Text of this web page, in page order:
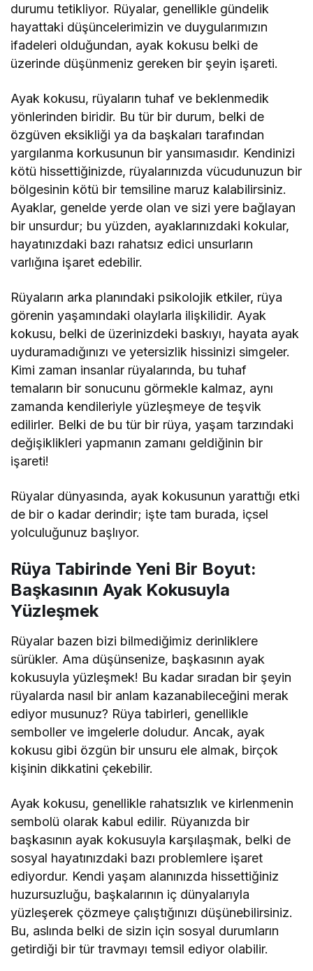
durumu tetikliyor. Rüyalar, genellikle gündelik
hayattaki düşüncelerimizin ve duygularımızın
ifadeleri olduğundan, ayak kokusu belki de
üzerinde düşünmeniz gereken bir şeyin işareti.
Ayak kokusu, rüyaların tuhaf ve beklenmedik
yönlerinden biridir. Bu tür bir durum, belki de
özgüven eksikliği ya da başkaları tarafından
yargılanma korkusunun bir yansımasıdır. Kendinizi
kötü hissettiğinizde, rüyalarınızda vücudunuzun bir
bölgesinin kötü bir temsiline maruz kalabilirsiniz.
Ayaklar, genelde yerde olan ve sizi yere bağlayan
bir unsurdur; bu yüzden, ayaklarınızdaki kokular,
hayatınızdaki bazı rahatsız edici unsurların
varlığına işaret edebilir.
Rüyaların arka planındaki psikolojik etkiler, rüya
görenin yaşamındaki olaylarla ilişkilidir. Ayak
kokusu, belki de üzerinizdeki baskıyı, hayata ayak
uyduramadığınızı ve yetersizlik hissinizi simgeler.
Kimi zaman insanlar rüyalarında, bu tuhaf
temaların bir sonucunu görmekle kalmaz, aynı
zamanda kendileriyle yüzleşmeye de teşvik
edilirler. Belki de bu tür bir rüya, yaşam tarzındaki
değişiklikleri yapmanın zamanı geldiğinin bir
işareti!
Rüyalar dünyasında, ayak kokusunun yarattığı etki
de bir o kadar derindir; işte tam burada, içsel
yolculuğunuz başlıyor.
Rüya Tabirinde Yeni Bir Boyut:
Başkasının Ayak Kokusuyla
Yüzleşmek
Rüyalar bazen bizi bilmediğimiz derinliklere
sürükler. Ama düşünsenize, başkasının ayak
kokusuyla yüzleşmek! Bu kadar sıradan bir şeyin
rüyalarda nasıl bir anlam kazanabileceğini merak
ediyor musunuz? Rüya tabirleri, genellikle
semboller ve imgelerle doludur. Ancak, ayak
kokusu gibi özgün bir unsuru ele almak, birçok
kişinin dikkatini çekebilir.
Ayak kokusu, genellikle rahatsızlık ve kirlenmenin
sembolü olarak kabul edilir. Rüyanızda bir
başkasının ayak kokusuyla karşılaşmak, belki de
sosyal hayatınızdaki bazı problemlere işaret
ediyordur. Kendi yaşam alanınızda hissettiğiniz
huzursuzluğu, başkalarının iç dünyalarıyla
yüzleşerek çözmeye çalıştığınızı düşünebilirsiniz.
Bu, aslında belki de sizin için sosyal durumların
getirdiği bir tür travmayı temsil ediyor olabilir.